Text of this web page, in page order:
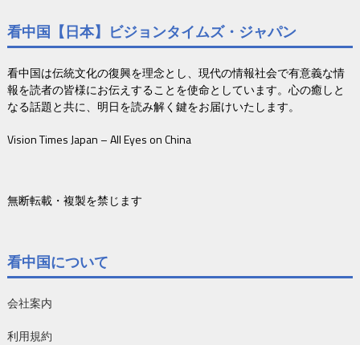
看中国【日本】ビジョンタイムズ・ジャパン
看中国は伝統文化の復興を理念とし、現代の情報社会で有意義な情
報を読者の皆様にお伝えすることを使命としています。心の癒しと
なる話題と共に、明日を読み解く鍵をお届けいたします。
Vision Times Japan – All Eyes on China
無断転載・複製を禁じます
看中国について
会社案内
利用規約